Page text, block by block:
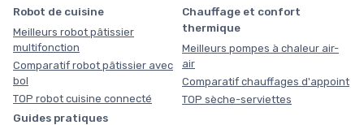
Robot de cuisine
Meilleurs robot pâtissier
multifonction
Comparatif robot pâtissier avec
bol
TOP robot cuisine connecté
Chauffage et confort
thermique
Meilleurs pompes à chaleur air-
air
Comparatif chauffages d'appoint
TOP sèche-serviettes
Guides pratiques